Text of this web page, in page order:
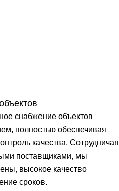
снабжение объектов
полностью обеспечивая
качества. Сотрудничая
поставщиками, мы
высокое качество
сроков.